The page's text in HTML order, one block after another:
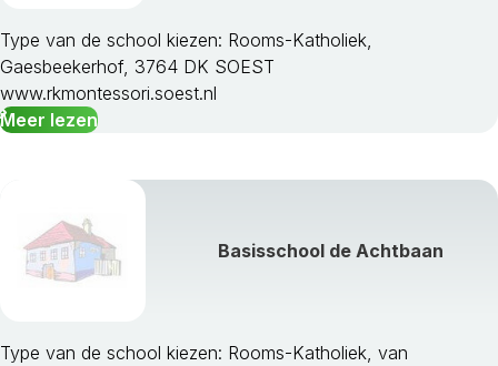
Type van de school kiezen: Rooms-Katholiek,
Gaesbeekerhof, 3764 DK SOEST
www.rkmontessori.soest.nl
Meer lezen
Basisschool de Achtbaan
Type van de school kiezen: Rooms-Katholiek, van